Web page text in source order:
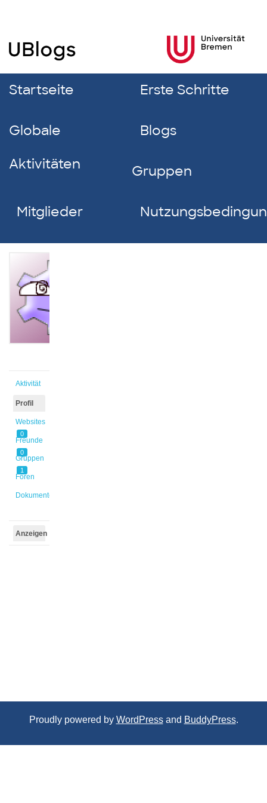
Startseite Erste Schritte
Globale
Aktivitäten
Blogs
Gruppen
Mitglieder
Aktivität
Profil
Websites
0
Freunde
0
Gruppen
1
Foren
Dokumente
Anzeigen
Proudly powered by WordPressand BuddyPress.